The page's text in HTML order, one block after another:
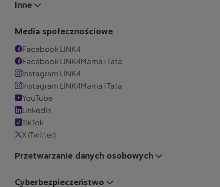
Inne
Media społecznościowe
Facebook LINK4
Facebook LINK4Mama i Tata
Instagram LINK4
Instagram LINK4Mama i Tata
YouTube
LinkedIn
TikTok
X (Twitter)
Przetwarzanie danych osobowych
Cyberbezpieczeństwo